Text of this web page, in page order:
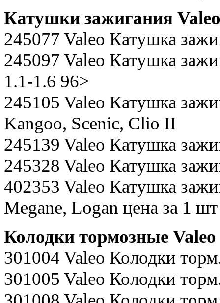
Катушки зажигания Valeo
245077 Valeo Катушка
245097 Valeo Катушка
1.1-1.6 96>
245105 Valeo Катушка
Kangoo, Scenic, Clio II
245139 Valeo Катушка
245328 Valeo Катушка
402353 Valeo Катушка
Megane, Logan цена за 1 шт
Колодки тормозные Valeo
301004 Valeo Колодки
301005 Valeo Колодки